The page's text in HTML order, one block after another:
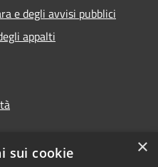
e degli avvisi pubblici
appalti
×
sui cookie